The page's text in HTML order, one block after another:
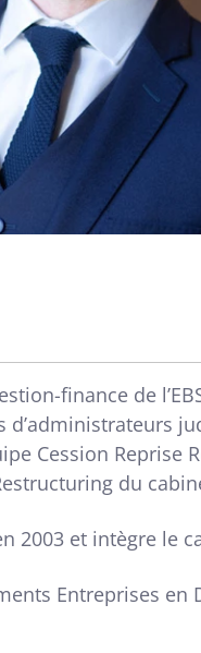
finance de
d’administrateurs
Cession Reprise
du
2003 et intègre le
Entreprises